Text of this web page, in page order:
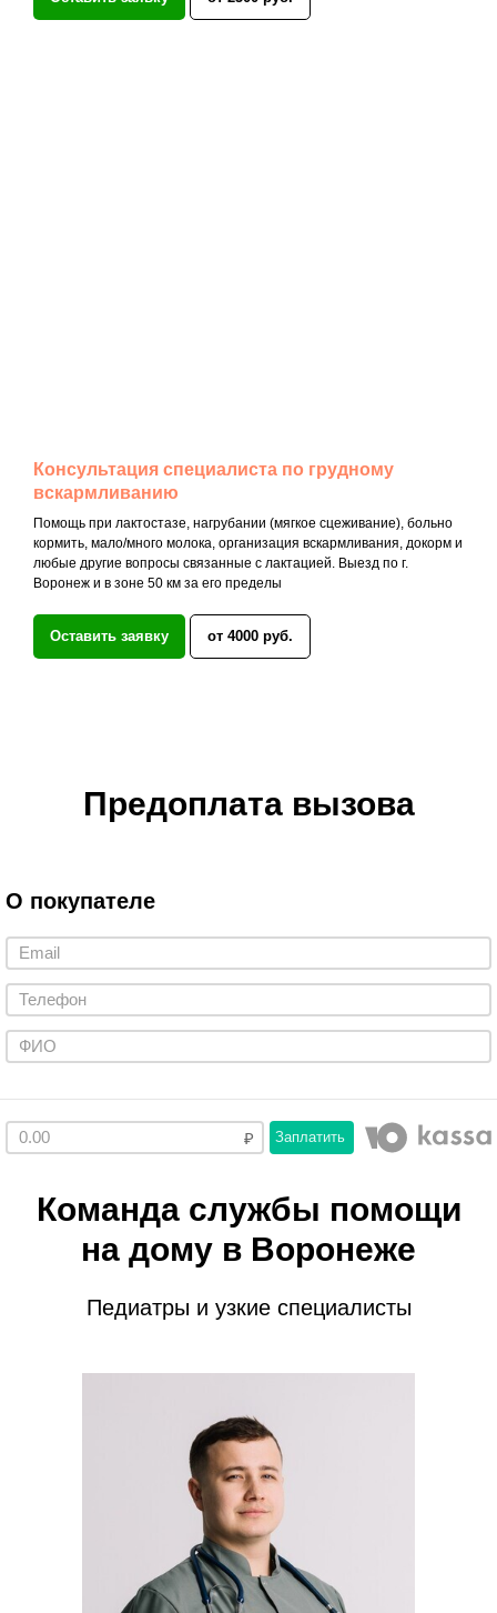
Консультация специалиста по грудному
вскармливанию
Помощь при лактостазе, нагрубании (мягкое сцеживание), больно
кормить, мало/много молока, организация вскармливания, докорм и
любые другие вопросы связанные с лактацией. Выезд по г.
Воронеж и в зоне 50 км за его пределы
Оставить заявку от 4000 руб.
Предоплата вызова
О покупателе
Заплатить
Команда службы помощи
на дому в Воронеже
Педиатры и узкие специалисты